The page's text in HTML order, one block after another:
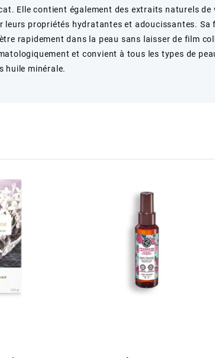
Elle contient également des extraits naturels de
leurs propriétés hydratantes et adoucissantes. Sa
rapidement dans la peau sans laisser de film
et convient à tous les types de
huile minérale.